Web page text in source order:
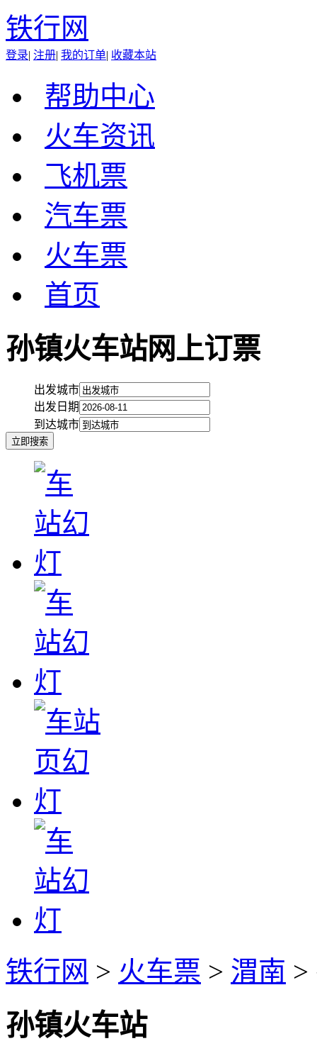
铁行网
登录| 注册| 我的订单| 收藏本站
帮助中心
火车资讯
飞机票
汽车票
火车票
首页
孙镇火车站网上订票
出发城市
出发日期
到达城市
铁行网 > 火车票 > 渭南 >
孙镇火车站